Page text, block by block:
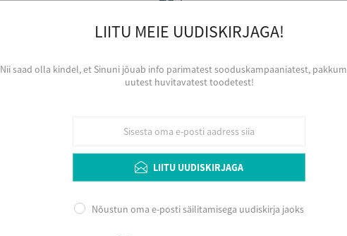
Viinamari
Furmint, Oremus (Zéta)
2016
Jahutatult, 10 - 12 ºC, väiksemast
Arengupotentsiaal veinikeldris 8+ aastat,
LIITU MEIE UUDISKIRJAGA!
Nii saad olla kindel, et Sinuni jõuab info parimatest sooduskampaaniatest,
uutest huvitavatest toodetest!
LIITU UUDISKIRJAGA
Nõustun oma e-posti säilitamisega uudiskirja jaoks